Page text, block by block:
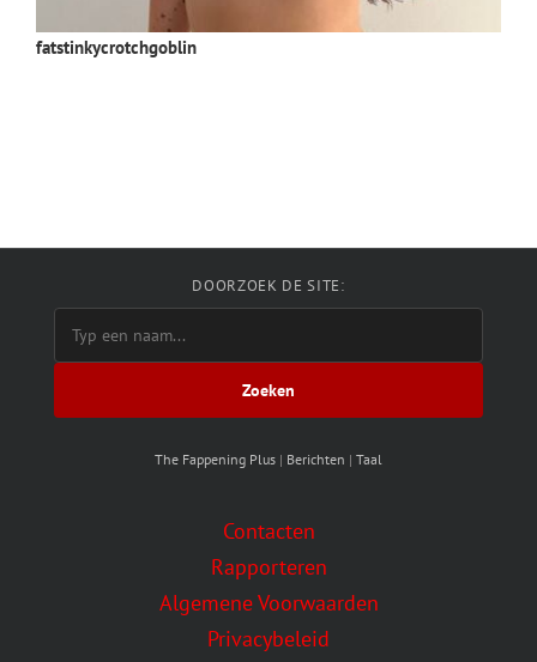
fatstinkycrotchgoblin
DOORZOEK DE SITE:
Zoeken
The Fappening Plus | Berichten | Taal
Contacten
Rapporteren
Algemene Voorwaarden
Privacybeleid